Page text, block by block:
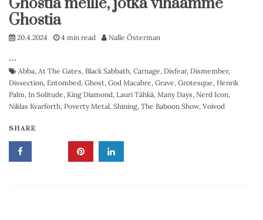
Ghostia
20.4.2024 4 min read Nalle Österman
…
Abba, At The Gates, Black Sabbath, Carnage, Disfear, Dismember,
Dissection, Entombed, Ghost, God Macabre, Grave, Grotesque, Henrik
Palm, In Solitude, King Diamond, Lauri Tähkä, Many Days, Nerd Icon,
Niklas Kvarforth, Poverty Metal, Shining, The Baboon Show, Voivod
SHARE